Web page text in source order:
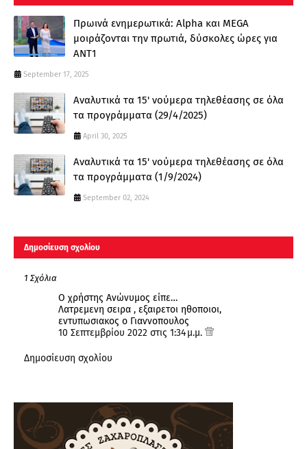
Πρωινά ενημερωτικά: Alpha και MEGA
μοιράζονται την πρωτιά, δύσκολες ώρες για
ΑΝΤ1
September 17, 2025
Αναλυτικά τα 15' νούμερα τηλεθέασης σε όλα
τα προγράμματα (29/4/2025)
April 30, 2025
Αναλυτικά τα 15' νούμερα τηλεθέασης σε όλα
τα προγράμματα (1/9/2024)
September 02, 2024
Δημοσίευση σχολίου
1 Σχόλια
Ο χρήστης Ανώνυμος είπε…
Λατρεμενη σειρα , εξαιρετοι ηθοποιοι,
εντυπωσιακος ο Γιαννοπουλος
10 Σεπτεμβρίου 2022 στις 1:34 μ.μ.
Δημοσίευση σχολίου